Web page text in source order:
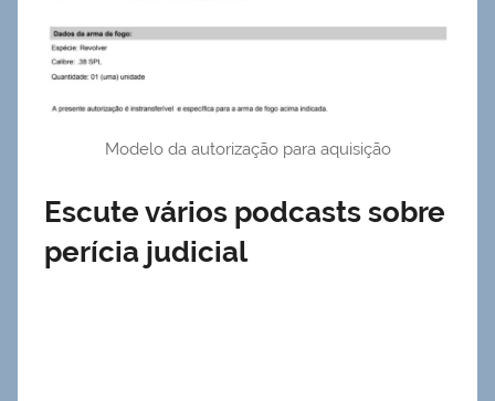
Modelo da autorização para aquisição
Escute vários podcasts sobre
perícia judicial